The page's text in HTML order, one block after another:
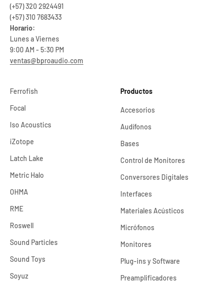
(+57) 320 2924491
(+57) 310 7683433
Horario:
Lunes a Viernes
9:00 AM - 5:30 PM
ventas@bproaudio.com
Ferrofish
Focal
Iso Acoustics
iZotope
Latch Lake
Metric Halo
OHMA
RME
Roswell
Sound Particles
Sound Toys
Soyuz
Productos
Accesorios
Audífonos
Bases
Control de Monitores
Conversores Digitales
Interfaces
Materiales Acústicos
Micrófonos
Monitores
Plug-ins y Software
Preamplificadores